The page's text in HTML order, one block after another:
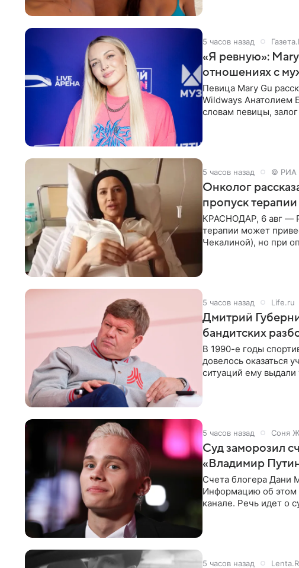
5 часов назад
«Я ревную»:
отношениях с
Певица Mary Gu
Wildways Анатолием
словам певицы,
5 часов назад © РИА
Онколог
пропуск терапии
КРАСНОДАР, 6 авг —
терапии может
Чекалиной), но при
5 часов назад Life.ru
Дмитрий
бандитских
В 1990-е годы
довелось оказаться
ситуаций ему выдали
5 часов назад Соня
Суд заморозил
«Владимир
Счета блогера Дани
Информацию об этом
канале. Речь идет о
5 часов назад